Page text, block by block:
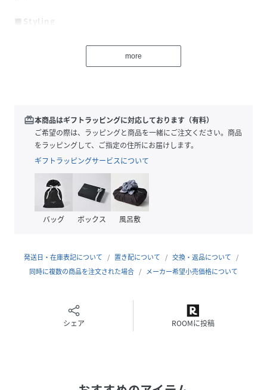
■Styling
シーズンレスで活躍する、シンプルながらも上品なシアーカ
ーディガンが登場しました。
頼れる一枚です。
ご自宅で洗えるマシンウォッシャブル仕様なのも嬉しいポイ
ント。
フロントにはさりげなく映えるゴールドボタンを採用し、シ
ンプルな中に女性らしい上品さをプラスしました♪
キャミソールやタンクトップの上にさらっと羽織ったヘルシ
ーな肌見せスタイルや、ワンピースの上にレイヤードさせた
きれいめな女性らしいコーデもオススメ。
薄くて軽い素材なので冷房対策として肩掛けや持ち運びにも
more
redeem本商品はギフトラッピングに対応しております（有料）
ご希望の際は、ラッピングと商品を一緒にご注文ください。商品
をラッピングして、ご指定の住所にお届けします。
ギフトラッピングサービスについて
バッグ ボックス 風呂敷
発送日・在庫表記について 置き配について
交換・返品について
同時に複数の商品を注文された場合
メーカー希望小売価格について
シェア ROOMに投稿